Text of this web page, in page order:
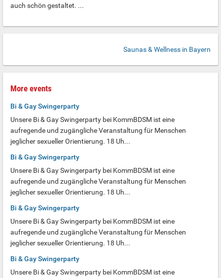
auch schön gestaltet. ...
Saunas & Wellness in Bayern
More events
Bi & Gay Swingerparty
Unsere Bi & Gay Swingerparty bei KommBDSM ist eine
aufregende und zugängliche Veranstaltung für Menschen
jeglicher sexueller Orientierung. 18 Uh...
Bi & Gay Swingerparty
Unsere Bi & Gay Swingerparty bei KommBDSM ist eine
aufregende und zugängliche Veranstaltung für Menschen
jeglicher sexueller Orientierung. 18 Uh...
Bi & Gay Swingerparty
Unsere Bi & Gay Swingerparty bei KommBDSM ist eine
aufregende und zugängliche Veranstaltung für Menschen
jeglicher sexueller Orientierung. 18 Uh...
Bi & Gay Swingerparty
Unsere Bi & Gay Swingerparty bei KommBDSM ist eine